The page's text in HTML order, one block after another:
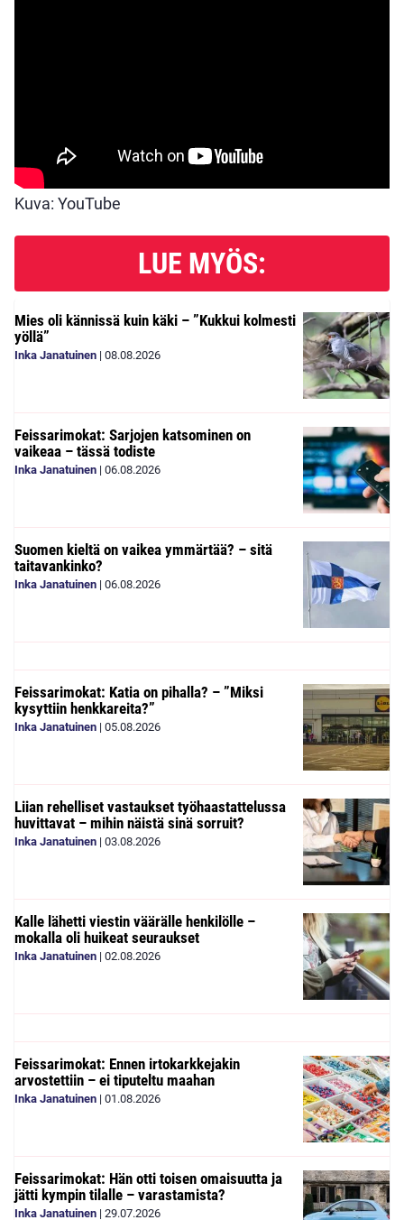
Kuva: YouTube
LUE MYÖS:
Mies oli kännissä kuin käki – ”Kukkui kolmesti
yöllä”
Inka Janatuinen | 08.08.2026
Feissarimokat: Sarjojen katsominen on
vaikeaa – tässä todiste
Inka Janatuinen | 06.08.2026
Suomen kieltä on vaikea ymmärtää? – sitä
taitavankinko?
Inka Janatuinen | 06.08.2026
Feissarimokat: Katia on pihalla? – ”Miksi
kysyttiin henkkareita?”
Inka Janatuinen | 05.08.2026
Liian rehelliset vastaukset työhaastattelussa
huvittavat – mihin näistä sinä sorruit?
Inka Janatuinen | 03.08.2026
Kalle lähetti viestin väärälle henkilölle –
mokalla oli huikeat seuraukset
Inka Janatuinen | 02.08.2026
Feissarimokat: Ennen irtokarkkejakin
arvostettiin – ei tiputeltu maahan
Inka Janatuinen | 01.08.2026
Feissarimokat: Hän otti toisen omaisuutta ja
jätti kympin tilalle – varastamista?
Inka Janatuinen | 29.07.2026